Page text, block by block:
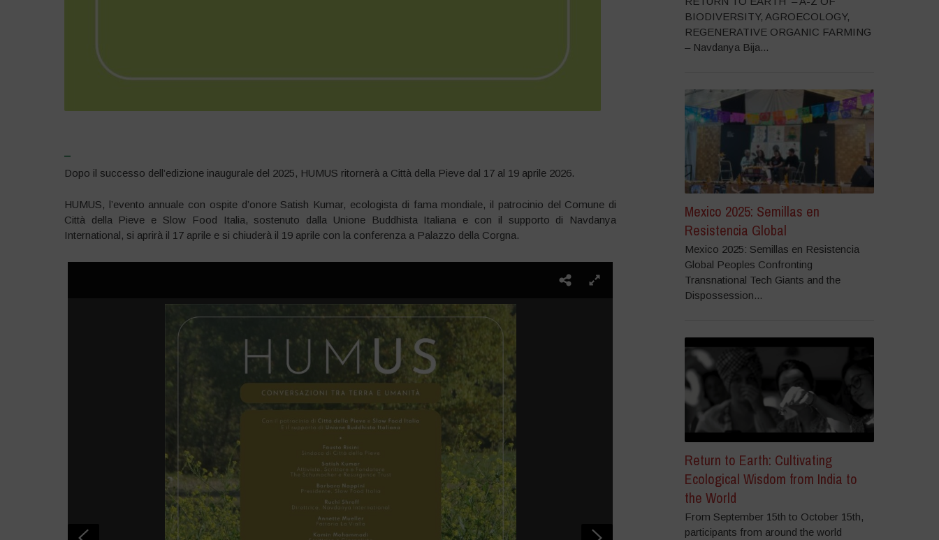
–
Dopo il successo dell’edizione inaugurale del 2025, HUMUS ritornerà a Città della Pieve dal 17 al 19 aprile 2026.
HUMUS, l’evento annuale con ospite d’onore Satish Kumar, ecologista di fama mondiale, il patrocinio del Comune di
Città della Pieve e Slow Food Italia, sostenuto dalla Unione Buddhista Italiana e con il supporto di Navdanya
International, si aprirà il 17 aprile e si chiuderà il 19 aprile con la conferenza a Palazzo della Corgna.
BIODIVERSITY, AGROECOLOGY,
REGENERATIVE ORGANIC FARMING
– Navdanya Bija...
Mexico 2025: Semillas en
Resistencia Global
Mexico 2025: Semillas en Resistencia
Global Peoples Confronting
Transnational Tech Giants and the
Dispossession...
Return to Earth: Cultivating
Ecological Wisdom from India to
the World
From September 15th to October 15th,
participants from around the world